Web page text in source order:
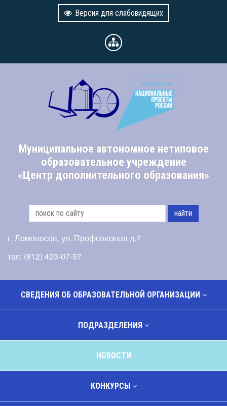
Версия для слабовидящих
Муниципальное автономное нетиповое
образовательное учреждение
«Центр дополнительного образования»
найти
г. Ломоносов, ул. Профсоюзная д.7
тел: (812) 423-07-57
СВЕДЕНИЯ ОБ ОБРАЗОВАТЕЛЬНОЙ ОРГАНИЗАЦИИ
ПОДРАЗДЕЛЕНИЯ
НОВОСТИ
КОНКУРСЫ